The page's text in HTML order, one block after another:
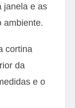
janela e as
ambiente.
cortina
da
e o